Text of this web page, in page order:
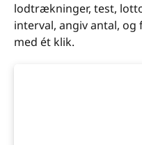
lodtrækninger, test,
interval, angiv antal,
med ét klik.